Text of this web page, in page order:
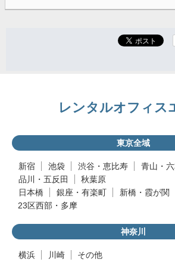
レンタルオフィス
東京全域
新宿 池袋 渋谷・恵比寿
青山・
品川・五反田
秋葉原
日本橋
銀座・有楽町 新橋・霞が関
23区西部・多摩
神奈川
横浜 川崎 その他